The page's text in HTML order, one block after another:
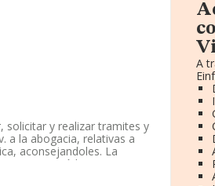
solicitar y realizar tramites y
a la abogacia, relativas a
aconsejandoles. La
con código '%cnae%'.
A